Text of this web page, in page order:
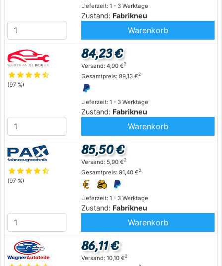
Lieferzeit: 1 - 3 Werktage
Zustand: Fabrikneu
Warenkorb
starstarstarstarstar_half
(97 %)
Lieferzeit: 1 - 3 Werktage
Zustand: Fabrikneu
84,23 €
Versand: 4,90 €2
Gesamtpreis: 89,13 €2
Warenkorb
starstarstarstarstar_half
(97 %)
Lieferzeit: 1 - 3 Werktage
Zustand: Fabrikneu
85,50 €
Versand: 5,90 €2
Gesamtpreis: 91,40 €2
Warenkorb
86,11 €
Versand: 10,10 €2